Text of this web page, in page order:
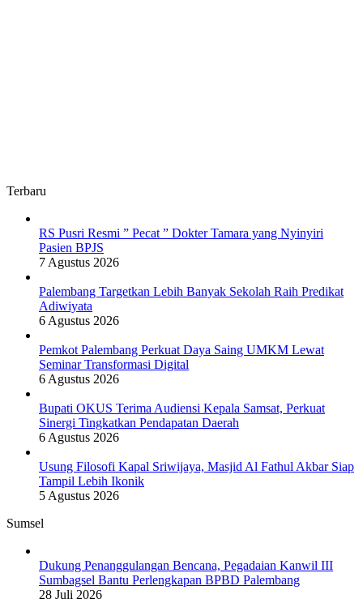
Terbaru
RS Pusri Resmi ” Pecat ” Dokter Tamara yang Nyinyiri
Pasien BPJS
7 Agustus 2026
Palembang Targetkan Lebih Banyak Sekolah Raih Predikat
Adiwiyata
6 Agustus 2026
Pemkot Palembang Perkuat Daya Saing UMKM Lewat
Seminar Transformasi Digital
6 Agustus 2026
Bupati OKUS Terima Audiensi Kepala Samsat, Perkuat
Sinergi Tingkatkan Pendapatan Daerah
6 Agustus 2026
Usung Filosofi Kapal Sriwijaya, Masjid Al Fathul Akbar Siap
Tampil Lebih Ikonik
5 Agustus 2026
Sumsel
Dukung Penanggulangan Bencana, Pegadaian Kanwil III
Sumbagsel Bantu Perlengkapan BPBD Palembang
28 Juli 2026